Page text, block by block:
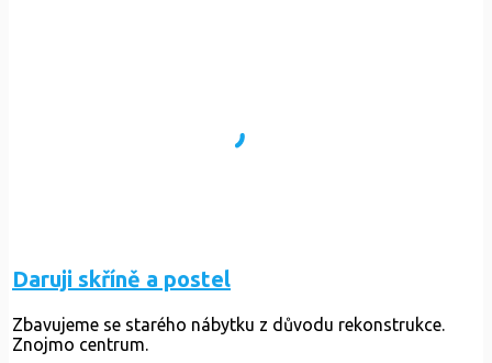
Daruji skříně a postel
Zbavujeme se starého nábytku z důvodu rekonstrukce.
Znojmo centrum.